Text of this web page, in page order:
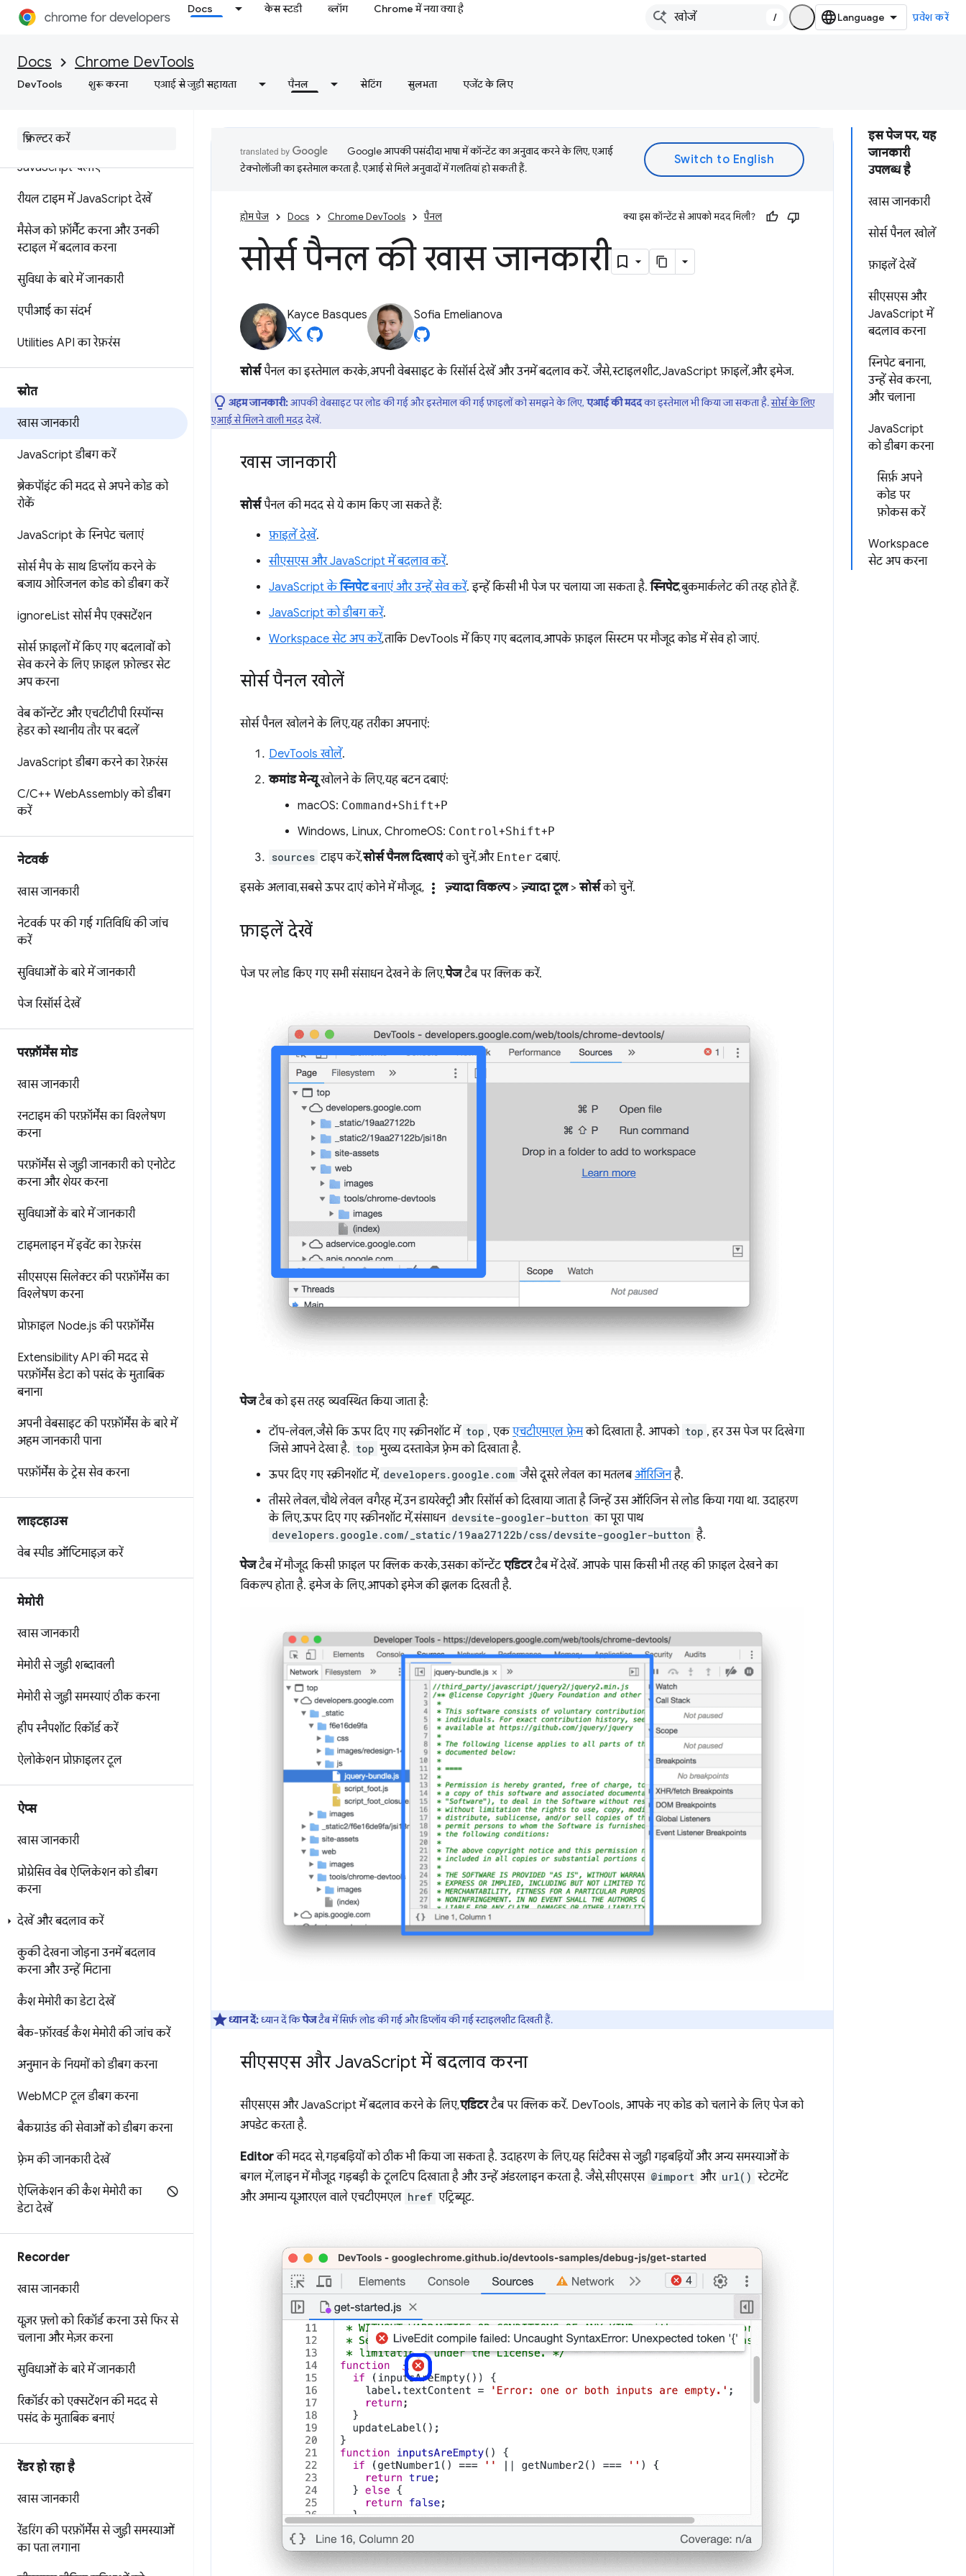
Docs केस स्टडी ब्लॉग Chrome में नया क्या है
/ प्रवेश करें
Docs Chrome DevTools
DevTools शुरू करना एआई से जुड़ी सहायता पैनल सेटिंग सुलभता एजेंट के लिए
Console
खास जानकारी
कंसोल की अहम जानकारी की मदद से
लॉग मैसेज
JavaScript चलाएं
रीयल टाइम में JavaScript देखें
मैसेज को फ़ॉर्मैट करना और उनकी
स्टाइल में बदलाव करना
सुविधा के बारे में जानकारी
एपीआई का संदर्भ
Utilities API का रेफ़रंस
स्रोत
खास जानकारी
JavaScript डीबग करें
ब्रेकपॉइंट की मदद से अपने कोड को
रोकें
JavaScript के स्निपेट चलाएं
सोर्स मैप के साथ डिप्लॉय करने के
बजायओरिजनल कोड को डीबग करें
ignoreList सोर्स मैप एक्सटेंशन
सोर्स फ़ाइलों में किए गए बदलावों को
सेव करने के लिएफ़ाइल फ़ोल्डर सेट
अप करना
वेब कॉन्टेंट और एचटीटीपी रिस्पॉन्स
हेडर को स्थानीय तौर पर बदलें
JavaScript डीबग करने का रेफ़रंस
C/C++ WebAssembly को डीबग
करें
नेटवर्क
खास जानकारी
नेटवर्क पर की गई गतिविधि की जांच
करें
सुविधाओं के बारे में जानकारी
पेज रिसॉर्स देखें
परफ़ॉर्मेंस मोड
खास जानकारी
रनटाइम की परफ़ॉर्मेंस का विश्लेषण
करना
परफ़ॉर्मेंस से जुड़ी जानकारी को एनोटेट
करना और शेयर करना
सुविधाओं के बारे में जानकारी
टाइमलाइन में इवेंट का रेफ़रंस
सीएसएस सिलेक्टर की परफ़ॉर्मेंस का
विश्लेषण करना
प्रोफ़ाइल Node.js की परफ़ॉर्मेंस
Extensibility API की मदद से
परफ़ॉर्मेंस डेटा को पसंद के मुताबिक
बनाना
अपनी वेबसाइट की परफ़ॉर्मेंस के बारे में
अहम जानकारी पाना
परफ़ॉर्मेंस के ट्रेस सेव करना
लाइटहाउस
वेब स्पीड ऑप्टिमाइज़ करें
मेमोरी
खास जानकारी
मेमोरी से जुड़ी शब्दावली
मेमोरी से जुड़ी समस्याएं ठीक करना
हीप स्नैपशॉट रिकॉर्ड करें
ऐलोकेशन प्रोफ़ाइलर टूल
ऐप्स
खास जानकारी
प्रोग्रेसिव वेब ऐप्लिकेशन को डीबग
करना
देखें और बदलाव करें
कुकी देखनाजोड़नाउनमें बदलाव
करनाऔर उन्हें मिटाना
कैश मेमोरी का डेटा देखें
बैक-फ़ॉरवर्ड कैश मेमोरी की जांच करें
अनुमान के नियमों को डीबग करना
WebMCP टूल डीबग करना
बैकग्राउंड की सेवाओं को डीबग करना
फ़्रेम की जानकारी देखें
ऐप्लिकेशन की कैश मेमोरी का
डेटा देखें
Recorder
खास जानकारी
यूज़र फ़्लो को रिकॉर्ड करनाउसे फिर से
चलानाऔर मेज़र करना
सुविधाओं के बारे में जानकारी
रिकॉर्डर को एक्सटेंशन की मदद से
पसंद के मुताबिक बनाएं
रेंडर हो रहा है
खास जानकारी
रेंडरिंग की परफ़ॉर्मेंस से जुड़ी समस्याओं
का पता लगाना
इस पेज पर, यह
जानकारी
उपलब्ध है
खास जानकारी
सोर्स पैनल खोलें
फ़ाइलें देखें
सीएसएस और
JavaScript में
बदलाव करना
स्निपेट बनाना,
उन्हें सेव करना,
और चलाना
JavaScript
को डीबग करना
सिर्फ़ अपने
कोड पर
फ़ोकस करें
Workspace
सेट अप करना
Google आपकी पसंदीदा भाषा में कॉन्टेंट का अनुवाद करने के लिए, एआई
टेक्नोलॉजी का इस्तेमाल करता है. एआई से मिले अनुवादों में गलतियां हो सकती हैं.
होम पेज Docs Chrome DevTools पैनल क्या इस कॉन्टेंट से आपको मदद मिली?
सोर्स पैनल की खास जानकारी
Kayce Basques Sofia Emelianova
सोर्सपैनल का इस्तेमाल करके, अपनी वेबसाइट के रिसॉर्स देखें और उनमें बदलाव करें. जैसे, स्टाइलशीट, JavaScript फ़ाइलें, और इमेज.
अहम जानकारी:आपकी वेबसाइट पर लोड की गई और इस्तेमाल की गई फ़ाइलों को समझने के लिए, एआई की मददका इस्तेमाल भी किया जा सकता है.सोर्स के लिए
एआई से मिलने वाली मदददेखें.
खास जानकारी
सोर्सपैनल की मदद से ये काम किए जा सकते हैं:
फ़ाइलें देखें.
सीएसएस और JavaScript में बदलाव करें.
JavaScript केस्निपेटबनाएं और उन्हें सेव करें. इन्हें किसी भी पेज पर चलाया जा सकता है.स्निपेट, बुकमार्कलेट की तरह होते हैं.
JavaScript को डीबग करें.
Workspace सेट अप करें, ताकि DevTools में किए गए बदलाव, आपके फ़ाइल सिस्टम पर मौजूद कोड में सेव हो जाएं.
सोर्स पैनल खोलें
सोर्स पैनल खोलने के लिए, यह तरीका अपनाएं:
DevTools खोलें.
कमांड मेन्यूखोलने के लिए, यह बटन दबाएं:
macOS: Command+Shift+P
Windows, Linux, ChromeOS: Control+Shift+P
sources टाइप करें,सोर्स पैनल दिखाएंको चुनें, और Enter दबाएं.
इसके अलावा, सबसे ऊपर दाएं कोने में मौजूद, more_vert ज़्यादा विकल्प> ज़्यादा टूल> सोर्सको चुनें.
फ़ाइलें देखें
पेज पर लोड किए गए सभी संसाधन देखने के लिए,पेजटैब पर क्लिक करें.
पेजटैब को इस तरह व्यवस्थित किया जाता है:
टॉप-लेवल, जैसे कि ऊपर दिए गए स्क्रीनशॉट में top , एकएचटीएमएल फ़्रेमको दिखाता है. आपको top , हर उस पेज पर दिखेगा
जिसे आपने देखा है. top मुख्य दस्तावेज़ फ़्रेम को दिखाता है.
ऊपर दिए गए स्क्रीनशॉट में, developers.google.com जैसे दूसरे लेवल का मतलबऑरिजिनहै.
तीसरे लेवल, चौथे लेवल वगैरह में, उन डायरेक्ट्री और रिसॉर्स को दिखाया जाता है जिन्हें उस ऑरिजिन से लोड किया गया था. उदाहरण
के लिए, ऊपर दिए गए स्क्रीनशॉट में, संसाधन devsite-googler-button का पूरा पाथ
developers.google.com/_static/19aa27122b/css/devsite-googler-button है.
पेजटैब में मौजूद किसी फ़ाइल पर क्लिक करके, उसका कॉन्टेंटएडिटरटैब में देखें. आपके पास किसी भी तरह की फ़ाइल देखने का
विकल्प होता है. इमेज के लिए, आपको इमेज की झलक दिखती है.
ध्यान दें:ध्यान दें किपेजटैब में सिर्फ़ लोड की गई और डिप्लॉय की गई स्टाइलशीट दिखती हैं.
सीएसएस और JavaScript में बदलाव करना
सीएसएस और JavaScript में बदलाव करने के लिए,एडिटरटैब पर क्लिक करें. DevTools, आपके नए कोड को चलाने के लिए पेज को
अपडेट करता है.
Editorकी मदद से, गड़बड़ियों को ठीक भी किया जा सकता है. उदाहरण के लिए, यह सिंटैक्स से जुड़ी गड़बड़ियों और अन्य समस्याओं के
बगल में, लाइन में मौजूद गड़बड़ी के टूलटिप दिखाता है और उन्हें अंडरलाइन करता है. जैसे, सीएसएस @import और url() स्टेटमेंट
और अमान्य यूआरएल वाले एचटीएमएल href एट्रिब्यूट.